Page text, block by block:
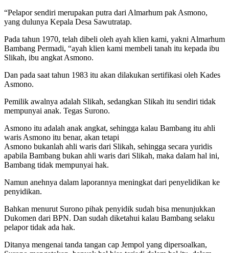
“Pelapor sendiri merupakan putra dari Almarhum pak Asmono,
yang dulunya Kepala Desa Sawutratap.
Pada tahun 1970, telah dibeli oleh ayah klien kami, yakni Almarhum
Bambang Permadi, “ayah klien kami membeli tanah itu kepada ibu
Slikah, ibu angkat Asmono.
Dan pada saat tahun 1983 itu akan dilakukan sertifikasi oleh Kades
Asmono.
Pemilik awalnya adalah Slikah, sedangkan Slikah itu sendiri tidak
mempunyai anak. Tegas Surono.
Asmono itu adalah anak angkat, sehingga kalau Bambang itu ahli
waris Asmono itu benar, akan tetapi
Asmono bukanlah ahli waris dari Slikah, sehingga secara yuridis
apabila Bambang bukan ahli waris dari Slikah, maka dalam hal ini,
Bambang tidak mempunyai hak.
Namun anehnya dalam laporannya meningkat dari penyelidikan ke
penyidikan.
Bahkan menurut Surono pihak penyidik sudah bisa menunjukkan
Dukomen dari BPN. Dan sudah diketahui kalau Bambang selaku
pelapor tidak ada hak.
Ditanya mengenai tanda tangan cap Jempol yang dipersoalkan,